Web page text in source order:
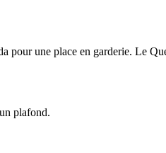
pour une place en garderie. Le
plafond.